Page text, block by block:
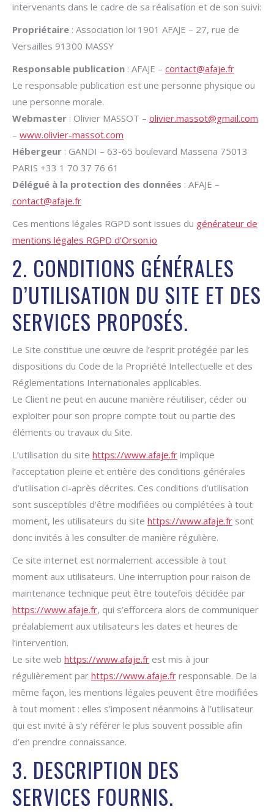
intervenants dans le cadre de sa réalisation et de son suivi:
Propriétaire : Association loi 1901 AFAJE – 27, rue de
Versailles 91300 MASSY
Responsable publication : AFAJE – contact@afaje.fr
Le responsable publication est une personne physique ou
une personne morale.
Webmaster : Olivier MASSOT – olivier.massot@gmail.com
– www.olivier-massot.com
Hébergeur : GANDI – 63-65 boulevard Massena 75013
PARIS +33 1 70 37 76 61
Délégué à la protection des données : AFAJE –
contact@afaje.fr
Ces mentions légales RGPD sont issues du générateur de
mentions légales RGPD d’Orson.io
2. CONDITIONS GÉNÉRALES
D’UTILISATION DU SITE ET DES
SERVICES PROPOSÉS.
Le Site constitue une œuvre de l’esprit protégée par les
dispositions du Code de la Propriété Intellectuelle et des
Réglementations Internationales applicables.
Le Client ne peut en aucune manière réutiliser, céder ou
exploiter pour son propre compte tout ou partie des
éléments ou travaux du Site.
L’utilisation du site https://www.afaje.fr implique
l’acceptation pleine et entière des conditions générales
d’utilisation ci-après décrites. Ces conditions d’utilisation
sont susceptibles d’être modifiées ou complétées à tout
moment, les utilisateurs du site https://www.afaje.fr sont
donc invités à les consulter de manière régulière.
Ce site internet est normalement accessible à tout
moment aux utilisateurs. Une interruption pour raison de
maintenance technique peut être toutefois décidée par
https://www.afaje.fr, qui s’efforcera alors de communiquer
préalablement aux utilisateurs les dates et heures de
l’intervention.
Le site web https://www.afaje.fr est mis à jour
régulièrement par https://www.afaje.fr responsable. De la
même façon, les mentions légales peuvent être modifiées
à tout moment : elles s’imposent néanmoins à l’utilisateur
qui est invité à s’y référer le plus souvent possible afin
d’en prendre connaissance.
3. DESCRIPTION DES
SERVICES FOURNIS.